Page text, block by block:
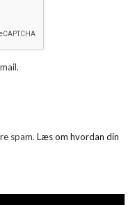
spam. Læs om hvordan din